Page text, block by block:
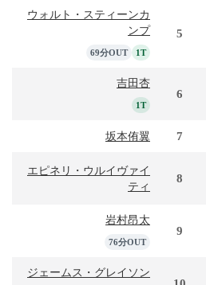
ウォルト・スティーンカ
ンプ
69分OUT 1T
5
吉田杏
1T
6
坂本侑翼 7
エピネリ・ウルイヴァイ
ティ
8
岩村昂太
76分OUT
9
ジェームス・グレイソン